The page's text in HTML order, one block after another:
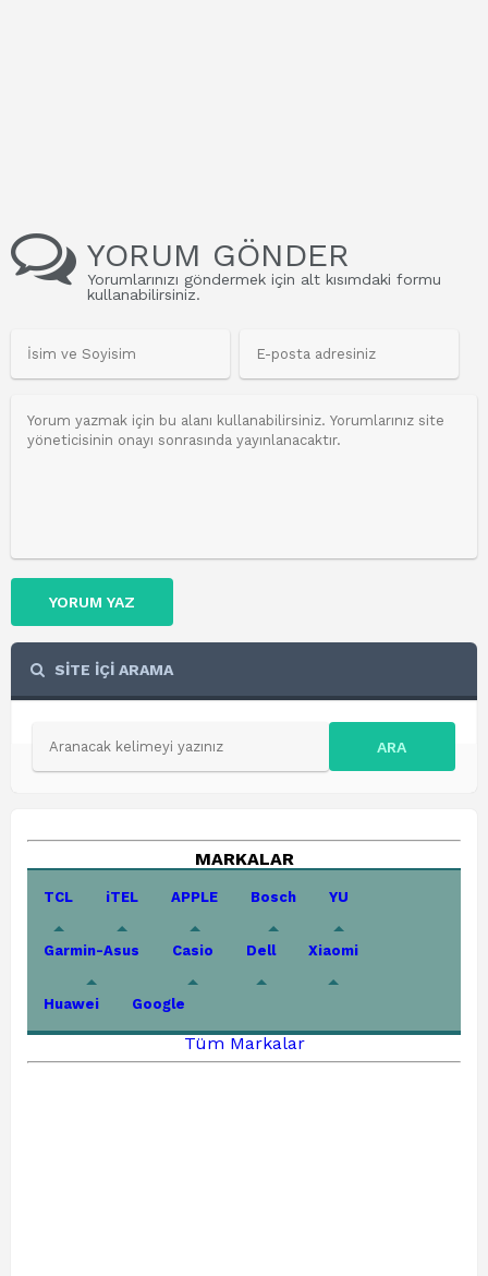
YORUM GÖNDER
Yorumlarınızı göndermek için alt kısımdaki formu
kullanabilirsiniz.
YORUM YAZ
SİTE İÇİ ARAMA
ARA
MARKALAR
TCL iTEL APPLE Bosch YU
Garmin-Asus Casio Dell Xiaomi
Huawei Google
Tüm Markalar